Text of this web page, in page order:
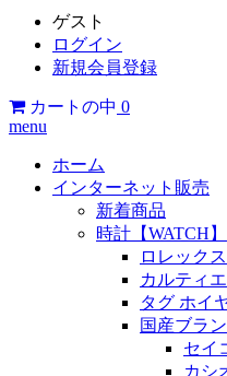
ゲスト
ログイン
新規会員登録
カートの中 0
menu
ホーム
インターネット販売
新着商品
時計【WATCH】
ロレック
カルティ
タグ ホイ
国産ブラ
セイ
カシ